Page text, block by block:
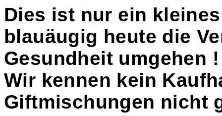
Dies ist nur ein
blauäugig heute die
Gesundheit umgehen !
Wir kennen kein
Giftmischungen nicht